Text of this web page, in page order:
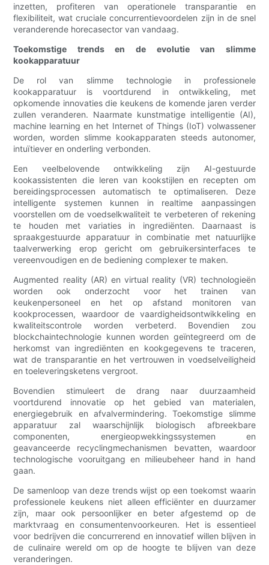
inzetten, profiteren van operationele transparantie en
flexibiliteit, wat cruciale concurrentievoordelen zijn in de snel
veranderende horecasector van vandaag.
Toekomstige trends en de evolutie van slimme
kookapparatuur
De rol van slimme technologie in professionele
kookapparatuur is voortdurend in ontwikkeling, met
opkomende innovaties die keukens de komende jaren verder
zullen veranderen. Naarmate kunstmatige intelligentie (AI),
machine learning en het Internet of Things (IoT) volwassener
worden, worden slimme kookapparaten steeds autonomer,
intuïtiever en onderling verbonden.
Een veelbelovende ontwikkeling zijn AI-gestuurde
kookassistenten die leren van kookstijlen en recepten om
bereidingsprocessen automatisch te optimaliseren. Deze
intelligente systemen kunnen in realtime aanpassingen
voorstellen om de voedselkwaliteit te verbeteren of rekening
te houden met variaties in ingrediënten. Daarnaast is
spraakgestuurde apparatuur in combinatie met natuurlijke
taalverwerking erop gericht om gebruikersinterfaces te
vereenvoudigen en de bediening complexer te maken.
Augmented reality (AR) en virtual reality (VR) technologieën
worden ook onderzocht voor het trainen van
keukenpersoneel en het op afstand monitoren van
kookprocessen, waardoor de vaardigheidsontwikkeling en
kwaliteitscontrole worden verbeterd. Bovendien zou
blockchaintechnologie kunnen worden geïntegreerd om de
herkomst van ingrediënten en kookgegevens te traceren,
wat de transparantie en het vertrouwen in voedselveiligheid
en toeleveringsketens vergroot.
Bovendien stimuleert de drang naar duurzaamheid
voortdurend innovatie op het gebied van materialen,
energiegebruik en afvalvermindering. Toekomstige slimme
apparatuur zal waarschijnlijk biologisch afbreekbare
componenten, energieopwekkingssystemen en
geavanceerde recyclingmechanismen bevatten, waardoor
technologische vooruitgang en milieubeheer hand in hand
gaan.
De samenloop van deze trends wijst op een toekomst waarin
professionele keukens niet alleen efficiënter en duurzamer
zijn, maar ook persoonlijker en beter afgestemd op de
marktvraag en consumentenvoorkeuren. Het is essentieel
voor bedrijven die concurrerend en innovatief willen blijven in
de culinaire wereld om op de hoogte te blijven van deze
veranderingen.